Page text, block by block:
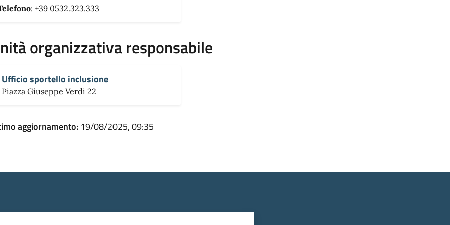
: +39 0532.323.333
organizzativa responsabile
Ufficio sportello inclusione
Piazza Giuseppe Verdi 22
aggiornamento: 19/08/2025, 09:35